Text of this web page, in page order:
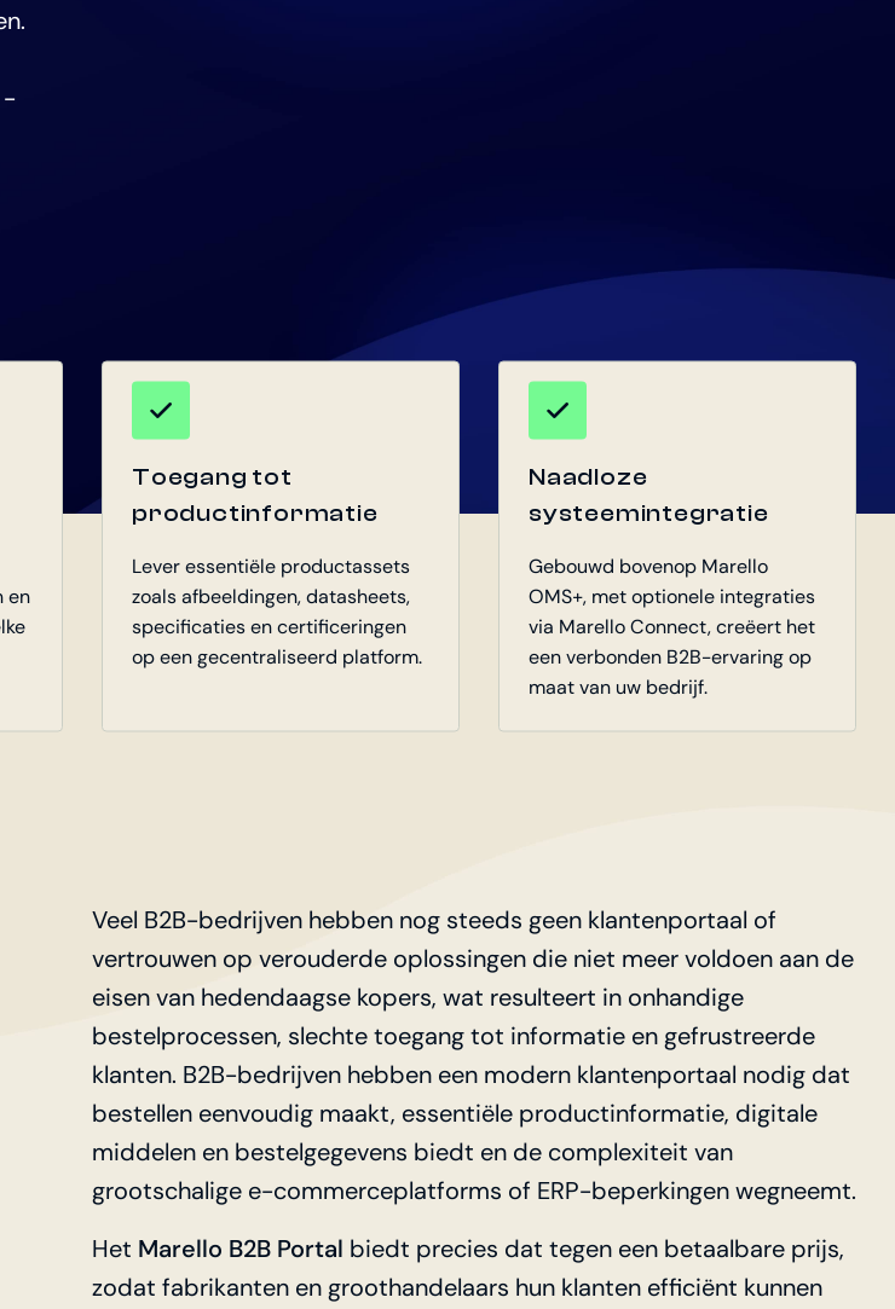
-
en
Toegang tot
productinformatie
Lever essentiële productassets
zoals afbeeldingen, datasheets,
specificaties en certificeringen
op een gecentraliseerd platform.
Naadloze
systeemintegratie
Gebouwd bovenop Marello
OMS+, met optionele integraties
via Marello Connect, creëert het
een verbonden B2B-ervaring op
maat van uw bedrijf.
Veel B2B-bedrijven hebben nog steeds geen klantenportaal of
vertrouwen op verouderde oplossingen die niet meer voldoen aan de
eisen van hedendaagse kopers, wat resulteert in onhandige
bestelprocessen, slechte toegang tot informatie en gefrustreerde
klanten. B2B-bedrijven hebben een modern klantenportaal nodig dat
bestellen eenvoudig maakt, essentiële productinformatie, digitale
middelen en bestelgegevens biedt en de complexiteit van
grootschalige e-commerceplatforms of ERP-beperkingen wegneemt.
Het Marello B2B Portal biedt precies dat tegen een betaalbare prijs,
zodat fabrikanten en groothandelaars hun klanten efficiënt kunnen